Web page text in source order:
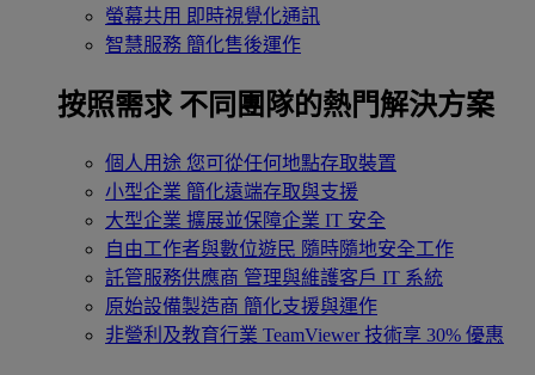
螢幕共用 即時視覺化通訊
智慧服務 簡化售後運作
按照需求 不同團隊的熱門解決方案
個人用途 您可從任何地點存取裝置
小型企業 簡化遠端存取與支援
大型企業 擴展並保障企業 IT 安全
自由工作者與數位遊民 隨時隨地安全工作
託管服務供應商 管理與維護客戶 IT 系統
原始設備製造商 簡化支援與運作
非營利及教育行業 TeamViewer 技術享 30% 優惠